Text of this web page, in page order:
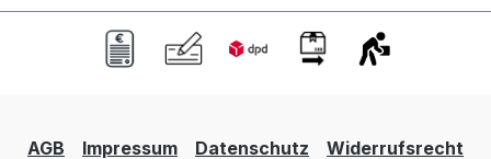
AGB Impressum Datenschutz Widerrufsrecht